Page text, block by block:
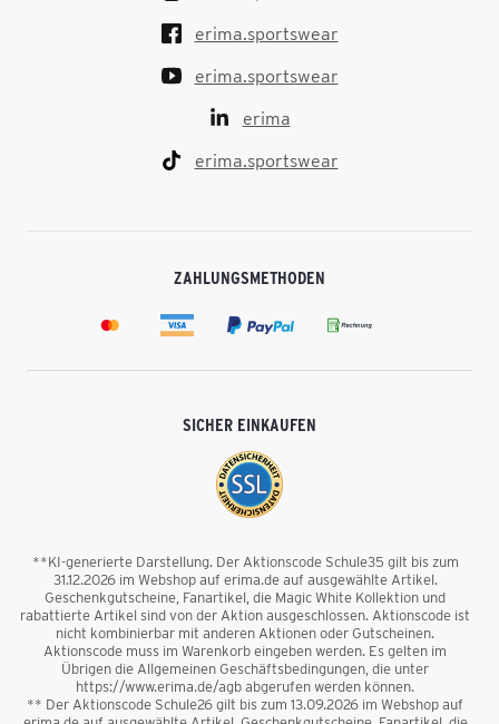
erima.sportswear
erima.sportswear
erima
erima.sportswear
ZAHLUNGSMETHODEN
SICHER EINKAUFEN
**KI-generierte Darstellung. Der Aktionscode Schule35 gilt bis zum
31.12.2026 im Webshop auf erima.de auf ausgewählte Artikel.
Geschenkgutscheine, Fanartikel, die Magic White Kollektion und
rabattierte Artikel sind von der Aktion ausgeschlossen. Aktionscode ist
nicht kombinierbar mit anderen Aktionen oder Gutscheinen.
Aktionscode muss im Warenkorb eingeben werden. Es gelten im
Übrigen die Allgemeinen Geschäftsbedingungen, die unter
https://www.erima.de/agb abgerufen werden können.
** Der Aktionscode Schule26 gilt bis zum 13.09.2026 im Webshop auf